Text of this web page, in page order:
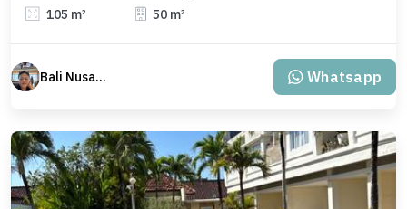
105 m² 50 m²
Bali Nusantara Travel Whatsapp